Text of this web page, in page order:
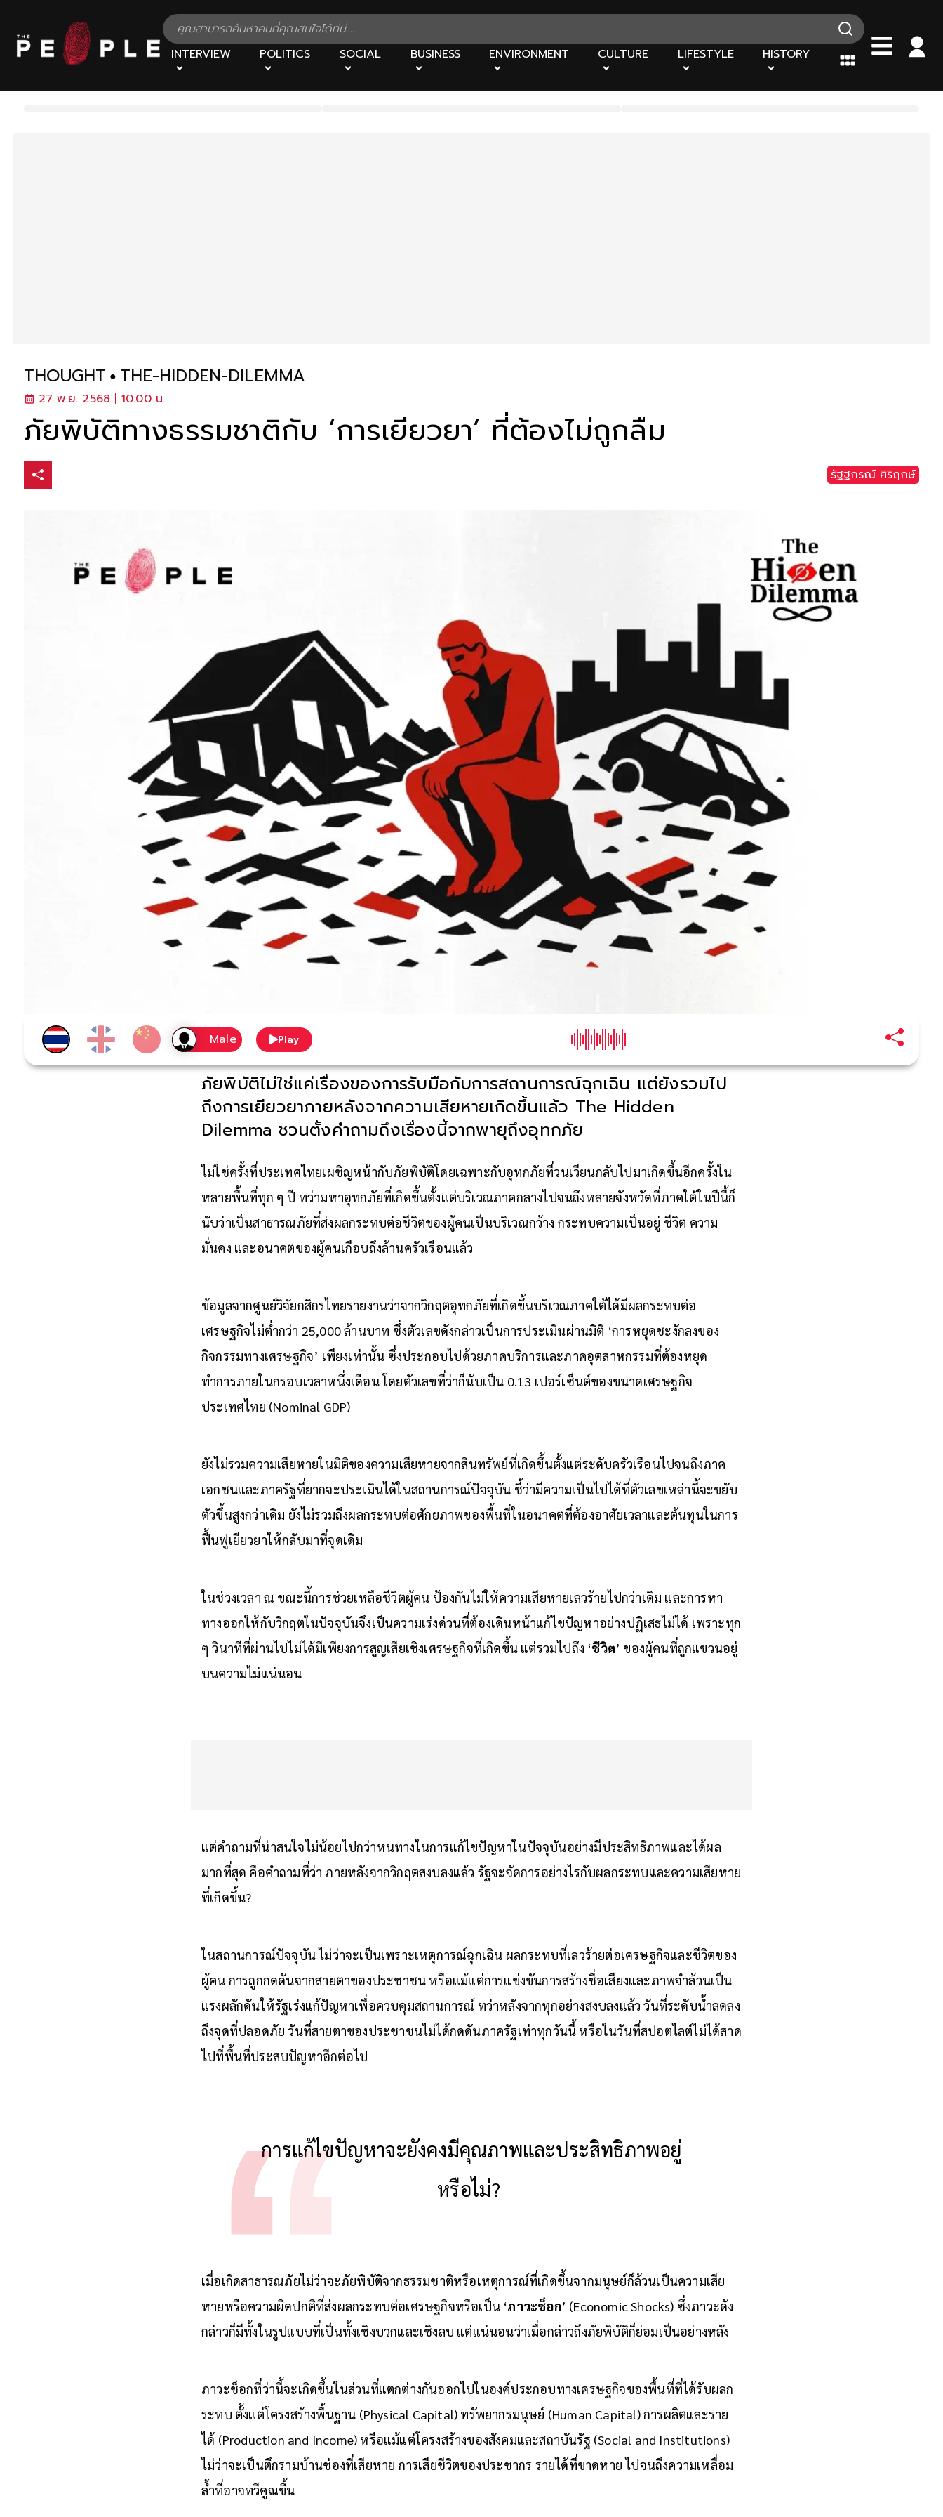
INTERVIEW POLITICS SOCIAL BUSINESS ENVIRONMENT CULTURE LIFESTYLE HISTORY
THOUGHT THE-HIDDEN-DILEMMA
27 พ.ย. 2568 | 10:00 น.
ภัยพิบัติทางธรรมชาติกับ ‘การเยียวยา’ ที่ต้องไม่ถูกลืม
รัฐฐกรณ์ ศิริฤกษ์
Play
ภัยพิบัติไม่ใช่แค่เรื่องของการรับมือกับการสถานการณ์ฉุกเฉิน แต่ยังรวมไป
ถึงการเยียวยาภายหลังจากความเสียหายเกิดขึ้นแล้ว The Hidden
Dilemma ชวนตั้งคำถามถึงเรื่องนี้จากพายุถึงอุทกภัย
ไม่ใช่ครั้งที่ประเทศไทยเผชิญหน้ากับภัยพิบัติโดยเฉพาะกับอุทกภัยที่วนเวียนกลับไปมาเกิดขึ้นอีกครั้งใน
หลายพื้นที่ทุก ๆ ปี ทว่ามหาอุทกภัยที่เกิดขึ้นตั้งแต่บริเวณภาคกลางไปจนถึงหลายจังหวัดที่ภาคใต้ในปีนี้ก็
นับว่าเป็นสาธารณภัยที่ส่งผลกระทบต่อชีวิตของผู้คนเป็นบริเวณกว้าง กระทบความเป็นอยู่ ชีวิต ความ
มั่นคง และอนาคตของผู้คนเกือบถึงล้านครัวเรือนแล้ว
ข้อมูลจากศูนย์วิจัยกสิกรไทยรายงานว่าจากวิกฤตอุทกภัยที่เกิดขึ้นบริเวณภาคใต้ได้มีผลกระทบต่อ
เศรษฐกิจไม่ต่ำกว่า 25,000 ล้านบาท ซึ่งตัวเลขดังกล่าวเป็นการประเมินผ่านมิติ ‘การหยุดชะงักลงของ
กิจกรรมทางเศรษฐกิจ’ เพียงเท่านั้น ซึ่งประกอบไปด้วยภาคบริการและภาคอุตสาหกรรมที่ต้องหยุด
ทำการภายในกรอบเวลาหนึ่งเดือน โดยตัวเลขที่ว่าก็นับเป็น 0.13 เปอร์เซ็นต์ของขนาดเศรษฐกิจ
ประเทศไทย (Nominal GDP)
ยังไม่รวมความเสียหายในมิติของความเสียหายจากสินทรัพย์ที่เกิดขึ้นตั้งแต่ระดับครัวเรือนไปจนถึงภาค
เอกชนและภาครัฐที่ยากจะประเมินได้ในสถานการณ์ปัจจุบัน ชี้ว่ามีความเป็นไปได้ที่ตัวเลขเหล่านี้จะขยับ
ตัวขึ้นสูงกว่าเดิม ยังไม่รวมถึงผลกระทบต่อศักยภาพของพื้นที่ในอนาคตที่ต้องอาศัยเวลาและต้นทุนในการ
ฟื้นฟูเยียวยาให้กลับมาที่จุดเดิม
ในช่วงเวลา ณ ขณะนี้การช่วยเหลือชีวิตผู้คน ป้องกันไม่ให้ความเสียหายเลวร้ายไปกว่าเดิม และการหา
ทางออกให้กับวิกฤตในปัจจุบันจึงเป็นความเร่งด่วนที่ต้องเดินหน้าแก้ไขปัญหาอย่างปฏิเสธไม่ได้ เพราะทุก
ๆ วินาทีที่ผ่านไปไม่ได้มีเพียงการสูญเสียเชิงเศรษฐกิจที่เกิดขึ้น แต่รวมไปถึง ‘ชีวิต’ ของผู้คนที่ถูกแขวนอยู่
บนความไม่แน่นอน
แต่คำถามที่น่าสนใจไม่น้อยไปกว่าหนทางในการแก้ไขปัญหาในปัจจุบันอย่างมีประสิทธิภาพและได้ผล
มากที่สุด คือคำถามที่ว่า ภายหลังจากวิกฤตสงบลงแล้ว รัฐจะจัดการอย่างไรกับผลกระทบและความเสียหาย
ที่เกิดขึ้น?
ในสถานการณ์ปัจจุบัน ไม่ว่าจะเป็นเพราะเหตุการณ์ฉุกเฉิน ผลกระทบที่เลวร้ายต่อเศรษฐกิจและชีวิตของ
ผู้คน การถูกกดดันจากสายตาของประชาชน หรือแม้แต่การแข่งขันการสร้างชื่อเสียงและภาพจำล้วนเป็น
แรงผลักดันให้รัฐเร่งแก้ปัญหาเพื่อควบคุมสถานการณ์ ทว่าหลังจากทุกอย่างสงบลงแล้ว วันที่ระดับน้ำลดลง
ถึงจุดที่ปลอดภัย วันที่สายตาของประชาชนไม่ได้กดดันภาครัฐเท่าทุกวันนี้ หรือในวันที่สปอตไลต์ไม่ได้สาด
ไปที่พื้นที่ประสบปัญหาอีกต่อไป
การแก้ไขปัญหาจะยังคงมีคุณภาพและประสิทธิภาพอยู่
หรือไม่?
เมื่อเกิดสาธารณภัยไม่ว่าจะภัยพิบัติจากธรรมชาติหรือเหตุการณ์ที่เกิดขึ้นจากมนุษย์ก็ล้วนเป็นความเสีย
หายหรือความผิดปกติที่ส่งผลกระทบต่อเศรษฐกิจหรือเป็น ‘ภาวะช็อก’ (Economic Shocks) ซึ่งภาวะดัง
กล่าวก็มีทั้งในรูปแบบที่เป็นทั้งเชิงบวกและเชิงลบ แต่แน่นอนว่าเมื่อกล่าวถึงภัยพิบัติก็ย่อมเป็นอย่างหลัง
ภาวะช็อกที่ว่านี้จะเกิดขึ้นในส่วนที่แตกต่างกันออกไปในองค์ประกอบทางเศรษฐกิจของพื้นที่ที่ได้รับผลก
ระทบ ตั้งแต่โครงสร้างพื้นฐาน (Physical Capital) ทรัพยากรมนุษย์ (Human Capital) การผลิตและราย
ได้ (Production and Income) หรือแม้แต่โครงสร้างของสังคมและสถาบันรัฐ (Social and Institutions)
ไม่ว่าจะเป็นตึกรามบ้านช่องที่เสียหาย การเสียชีวิตของประชากร รายได้ที่ขาดหาย ไปจนถึงความเหลื่อม
ล้ำที่อาจทวีคูณขึ้น